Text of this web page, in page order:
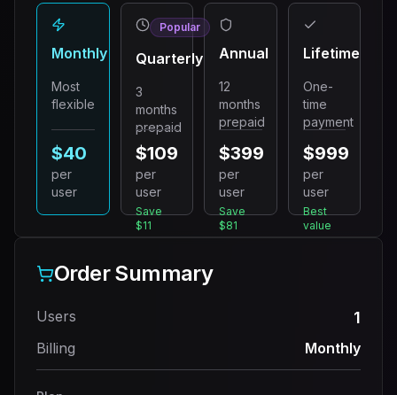
Monthly
Most
flexible
$40
per
user
Popular
Quarterly
3
months
prepaid
$109
per
user
Save
$11
Annual
12
months
prepaid
$399
per
user
Save
$81
Lifetime
One-
time
payment
$999
per
user
Best
value
Order Summary
Users 1
Billing Monthly